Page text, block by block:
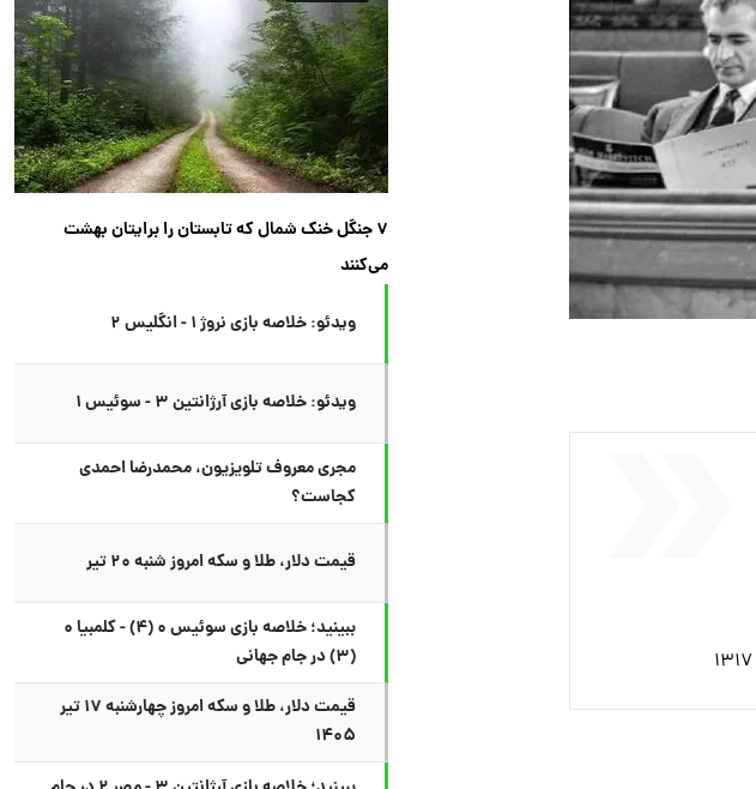
۷ جنگل خنک شمال که تابستان را برایتان بهشت
می‌کنند
ویدئو: خلاصه بازی نروژ ۱ - انگلیس ۲
ویدئو: خلاصه بازی آرژانتین ۳ - سوئیس ۱
مجری معروف تلویزیون، محمدرضا احمدی
کجاست؟
قیمت دلار، طلا و سکه امروز شنبه ۲۰ تیر
ببینید؛ خلاصه بازی سوئیس ۰ (۴) - کلمبیا ۰
(۳) در جام جهانی
قیمت دلار، طلا و سکه امروز چهارشنبه ۱۷ تیر
۱۴۰۵